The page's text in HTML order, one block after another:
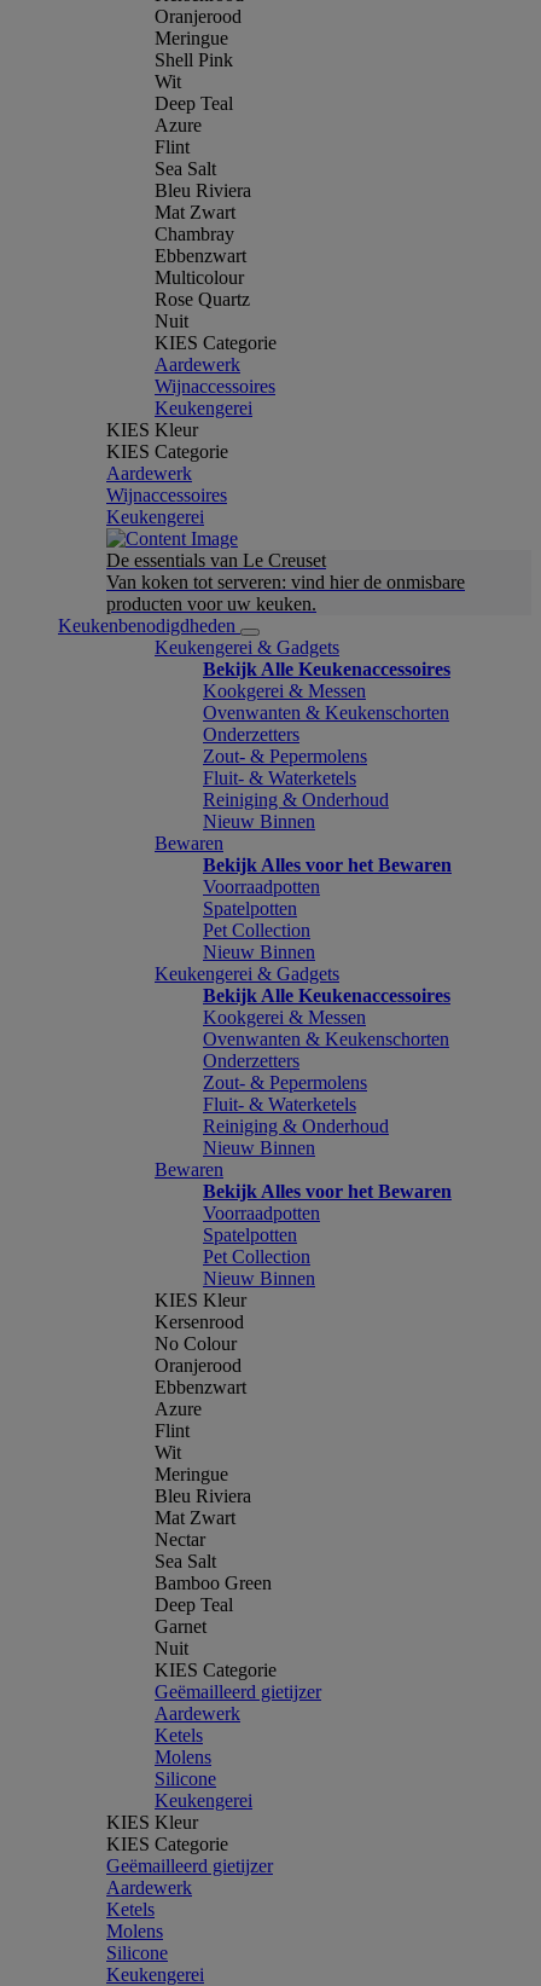
Oranjerood
Meringue
Shell Pink
Wit
Deep Teal
Azure
Flint
Sea Salt
Bleu Riviera
Mat Zwart
Chambray
Ebbenzwart
Multicolour
Rose Quartz
Nuit
KIES Categorie
Aardewerk
Wijnaccessoires
Keukengerei
KIES Kleur
KIES Categorie
Aardewerk
Wijnaccessoires
Keukengerei
De essentials van Le Creuset
Van koken tot serveren: vind hier de onmisbare
producten voor uw keuken.
Keukenbenodigdheden
Keukengerei & Gadgets
Bekijk Alle Keukenaccessoires
Kookgerei & Messen
Ovenwanten & Keukenschorten
Onderzetters
Zout- & Pepermolens
Fluit- & Waterketels
Reiniging & Onderhoud
Nieuw Binnen
Bewaren
Bekijk Alles voor het Bewaren
Voorraadpotten
Spatelpotten
Pet Collection
Nieuw Binnen
Keukengerei & Gadgets
Bekijk Alle Keukenaccessoires
Kookgerei & Messen
Ovenwanten & Keukenschorten
Onderzetters
Zout- & Pepermolens
Fluit- & Waterketels
Reiniging & Onderhoud
Nieuw Binnen
Bewaren
Bekijk Alles voor het Bewaren
Voorraadpotten
Spatelpotten
Pet Collection
Nieuw Binnen
KIES Kleur
Kersenrood
No Colour
Oranjerood
Ebbenzwart
Azure
Flint
Wit
Meringue
Bleu Riviera
Mat Zwart
Nectar
Sea Salt
Bamboo Green
Deep Teal
Garnet
Nuit
KIES Categorie
Geëmailleerd gietijzer
Aardewerk
Ketels
Molens
Silicone
Keukengerei
KIES Kleur
KIES Categorie
Geëmailleerd gietijzer
Aardewerk
Ketels
Molens
Silicone
Keukengerei